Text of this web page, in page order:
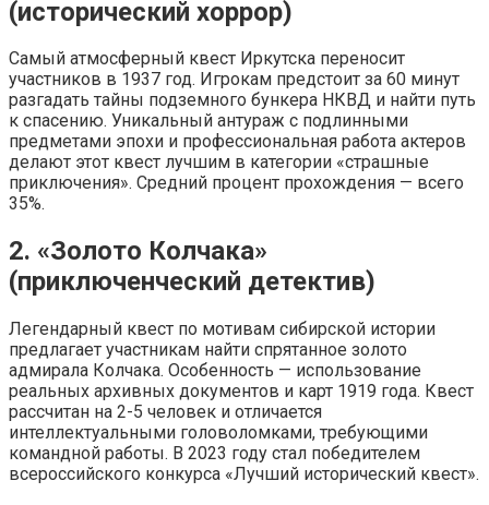
(исторический хоррор)
Самый атмосферный квест Иркутска переносит
участников в 1937 год. Игрокам предстоит за 60 минут
разгадать тайны подземного бункера НКВД и найти путь
к спасению. Уникальный антураж с подлинными
предметами эпохи и профессиональная работа актеров
делают этот квест лучшим в категории «страшные
приключения». Средний процент прохождения — всего
35%.
2. «Золото Колчака»
(приключенческий детектив)
Легендарный квест по мотивам сибирской истории
предлагает участникам найти спрятанное золото
адмирала Колчака. Особенность — использование
реальных архивных документов и карт 1919 года. Квест
рассчитан на 2-5 человек и отличается
интеллектуальными головоломками, требующими
командной работы. В 2023 году стал победителем
всероссийского конкурса «Лучший исторический квест».